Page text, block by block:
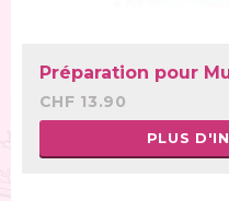
Préparation pour
CHF 13.90
PLUS